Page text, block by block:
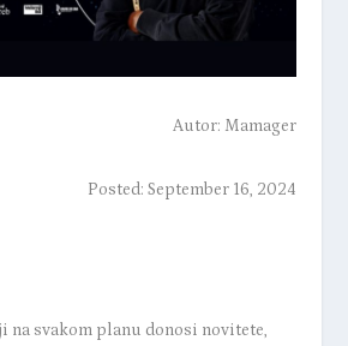
Autor: Mamager
Posted: September 16, 2024
na svakom planu donosi novitete,